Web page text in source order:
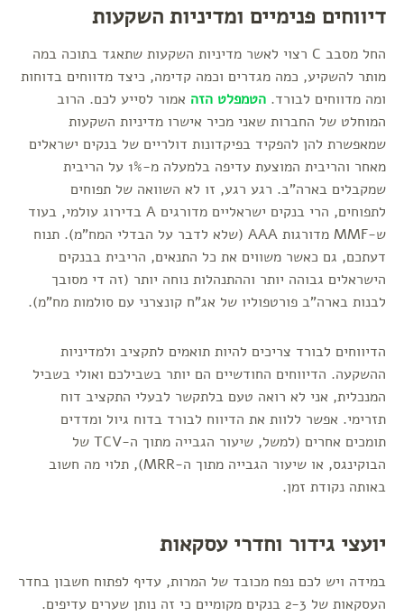
דיווחים פנימיים ומדיניות השקעות
החל מסבב C רצוי לאשר מדיניות השקעות שתאגד בתוכה במה
מותר להשקיע, כמה מגדרים וכמה קדימה, כיצד מדווחים בדוחות
ומה מדווחים לבורד. הטמפלט הזה אמור לסייע לכם. הרוב
המוחלט של החברות שאני מכיר אישרו מדיניות השקעות
שמאפשרת להן להפקיד בפיקדונות דולריים של בנקים ישראלים
מאחר והריבית המוצעת עדיפה בלמעלה מ-1% על הריבית
שמקבלים בארה"ב. רגע רגע, זו לא השוואה של תפוחים
לתפוחים, הרי בנקים ישראליים מדורגים A בדירוג עולמי, בעוד
ש-MMF מדורגות AAA (שלא לדבר על הבדלי המח"מ). תנוח
דעתכם, גם כאשר משווים את כל התנאים, הריבית בבנקים
הישראלים גבוהה יותר וההתנהלות נוחה יותר (זה די מסובך
לבנות בארה"ב פורטפוליו של אג"ח קונצרני עם סולמות מח"מ).
הדיווחים לבורד צריכים להיות תואמים לתקציב ולמדיניות
ההשקעה. הדיווחים החודשיים הם יותר בשבילכם ואולי בשביל
המנכלית, אני לא רואה טעם בלתקשר לבעלי התקציב דוח
תזרימי. אפשר ללוות את הדיווח לבורד בדוח גיול ומדדים
תומכים אחרים (למשל, שיעור הגבייה מתוך ה-TCV של
הבוקינגס, או שיעור הגבייה מתוך ה-MRR), תלוי מה חשוב
באותה נקודת זמן.
יועצי גידור וחדרי עסקאות
במידה ויש לכם נפח מכובד של המרות, עדיף לפתוח חשבון בחדר
העסקאות של 2-3 בנקים מקומיים כי זה נותן שערים עדיפים.